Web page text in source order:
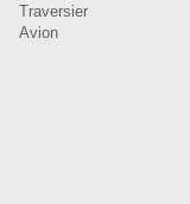
Traversier
Avion